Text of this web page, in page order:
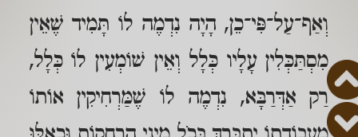
וְאַף־עַל־פִּי־כֵן, הָיָה נִדְמֶה לוֹ תָּמִיד שֶׁאֵין
מִסְתַּכְּלִין עָלָיו כְּלָל וְאֵין שׁוֹמְעִין לוֹ כְּלָל,
רַק אַדְּרַבָּא, נִדְמֶה לוֹ שֶׁמַּרְחִיקִין אוֹתוֹ